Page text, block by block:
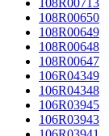
108R00713
108R00650
108R00649
108R00648
108R00647
106R04349
106R04348
106R03945
106R03943